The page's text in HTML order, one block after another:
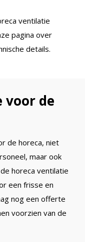
ventilatie
pagina over
details.
voor de
de horeca, niet
maar ook
horeca ventilatie
een frisse en
nog een offerte
voorzien van de